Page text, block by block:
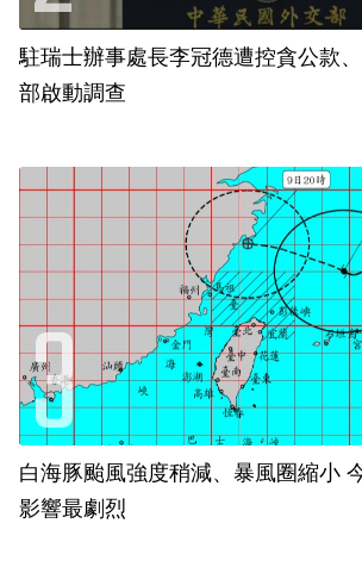
駐瑞士辦事處長李冠德遭控貪公款
部啟動調查
白海豚颱風強度稍減、暴風圈縮小
影響最劇烈